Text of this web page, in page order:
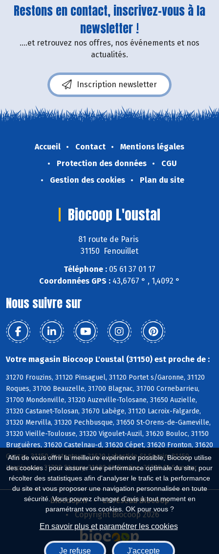
Afin de vous offrir la meilleure expérience possible, Biocoop utilise
des cookies : pour assurer une performance optimale du site, pour
récolter des statistiques afin d'analyser le trafic et la performance
du site et vous proposer une navigation personnalisée en toute
sécurité. Vous pouvez changer d'avis à tout moment en
paramétrant vos cookies. OK pour vous ?
En savoir plus et paramétrer les cookies
Je refuse J'accepte
Restons en contact, inscrivez-vous à la
newsletter !
....et retrouvez nos offres, nos événements et nos
actualités.
Inscription newsletter
Accueil Contact
Mentions légales
Protection des données
CGU
Gestion des cookies
Plan du site
Biocoop L'oustal
81 route de Paris
31150 Fenouillet
Téléphone : 05 61 37 01 17
Coordonnées GPS : 43,6767 ° , 1,4092 °
Nous suivre sur
Votre magasin Biocoop L'oustal (31150) est proche de :
31270 Frouzins, 31120 Pinsaguel, 31120 Portet s/Garonne, 31120
Roques, 31700 Beauzelle, 31700 Blagnac, 31700 Cornebarrieu,
31700 Mondonville, 31320 Auzeville-Tolosane, 31650 Auzielle,
31320 Castanet-Tolosan, 31670 Labège, 31120 Lacroix-Falgarde,
31320 Mervilla, 31320 Pechbusque, 31650 St-Orens-de-Gameville,
31320 Vieille-Toulouse, 31320 Vigoulet-Auzil, 31620 Bouloc, 31150
Bruguières, 31620 Castelnau-d, 31620 Cépet, 31620 Fronton, 31620
Gargas, 31150 Gratentour, 31620 Labastide-St-Sernin, 31150
Lespinasse, 31790 St-Jory, 31620 St-Rustice, 31790 St-Sauveur
Biocoop.fr
Le réseau Biocoop
Copyright Biocoop 2026